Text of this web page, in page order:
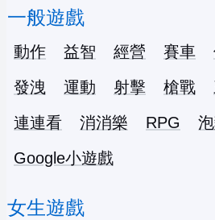
一般遊戲
動作 益智 經營 賽車
發洩
運動 射擊 槍戰
連連看
消消樂 RPG
Google小遊戲
女生遊戲